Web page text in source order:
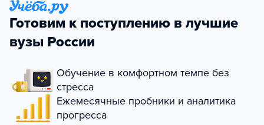
Готовим к поступлению в лучшие
вузы России
Обучение в комфортном темпе без
стресса
Ежемесячные пробники и аналитика
прогресса